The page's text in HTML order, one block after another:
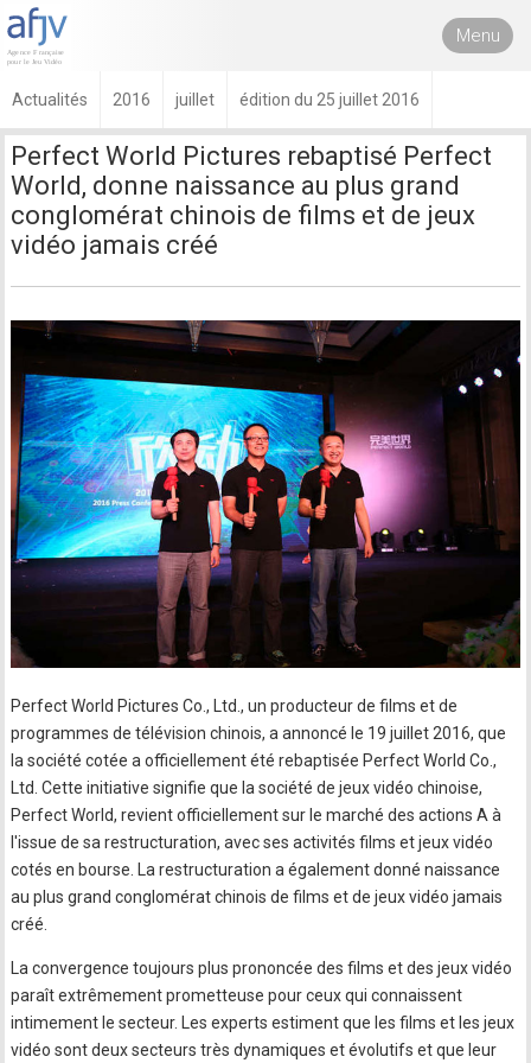
Menu
Actualités 2016 juillet édition du 25 juillet 2016
Perfect World Pictures rebaptisé Perfect
World, donne naissance au plus grand
conglomérat chinois de films et de jeux
vidéo jamais créé
Perfect World Pictures Co., Ltd., un producteur de films et de
programmes de télévision chinois, a annoncé le 19 juillet 2016, que
la société cotée a officiellement été rebaptisée Perfect World Co.,
Ltd. Cette initiative signifie que la société de jeux vidéo chinoise,
Perfect World, revient officiellement sur le marché des actions A à
l'issue de sa restructuration, avec ses activités films et jeux vidéo
cotés en bourse. La restructuration a également donné naissance
au plus grand conglomérat chinois de films et de jeux vidéo jamais
créé.
La convergence toujours plus prononcée des films et des jeux vidéo
paraît extrêmement prometteuse pour ceux qui connaissent
intimement le secteur. Les experts estiment que les films et les jeux
vidéo sont deux secteurs très dynamiques et évolutifs et que leur